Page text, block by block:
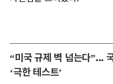
“미국 규제 벽 넘는다”...
‘극한 테스트’